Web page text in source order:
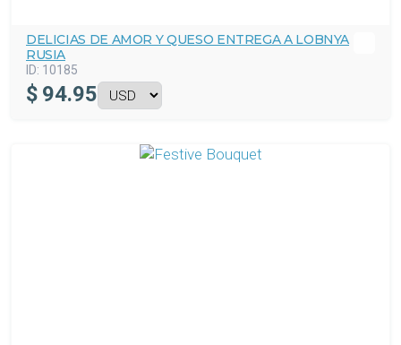
DELICIAS DE AMOR Y QUESO ENTREGA A LOBNYA
RUSIA
ID: 10185
$ 94.95